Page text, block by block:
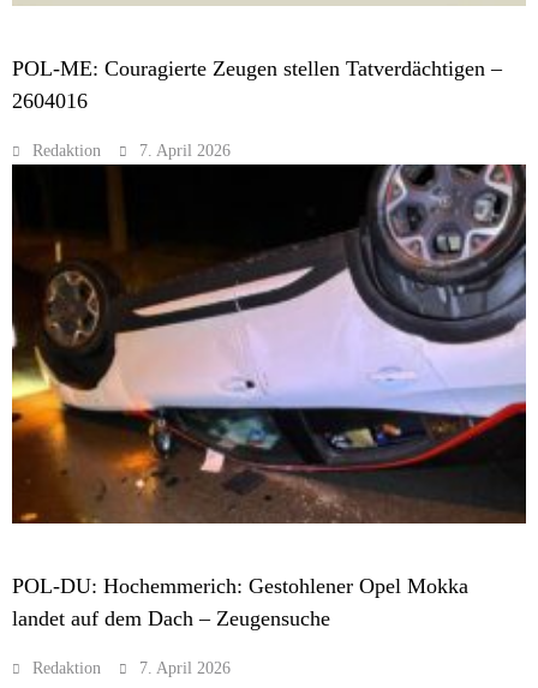
POL-ME: Couragierte Zeugen stellen Tatverdächtigen –
2604016
Redaktion 7. April 2026
POL-DU: Hochemmerich: Gestohlener Opel Mokka
landet auf dem Dach – Zeugensuche
Redaktion 7. April 2026